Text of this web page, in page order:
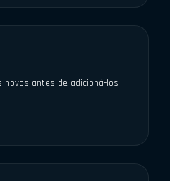
antes de adicioná-los